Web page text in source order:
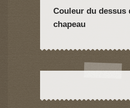
Couleur du dessus
chapeau